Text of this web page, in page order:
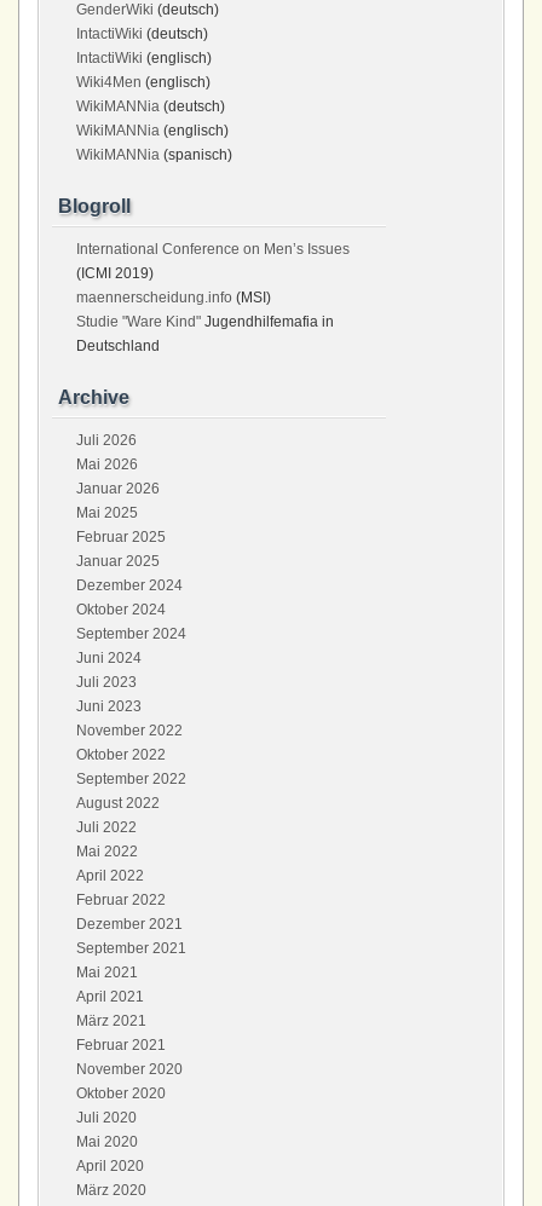
GenderWiki (deutsch)
IntactiWiki (deutsch)
IntactiWiki (englisch)
Wiki4Men (englisch)
WikiMANNia (deutsch)
WikiMANNia (englisch)
WikiMANNia (spanisch)
Blogroll
International Conference on Men’s Issues
(ICMI 2019)
maennerscheidung.info (MSI)
Studie "Ware Kind" Jugendhilfemafia in
Deutschland
Archive
Juli 2026
Mai 2026
Januar 2026
Mai 2025
Februar 2025
Januar 2025
Dezember 2024
Oktober 2024
September 2024
Juni 2024
Juli 2023
Juni 2023
November 2022
Oktober 2022
September 2022
August 2022
Juli 2022
Mai 2022
April 2022
Februar 2022
Dezember 2021
September 2021
Mai 2021
April 2021
März 2021
Februar 2021
November 2020
Oktober 2020
Juli 2020
Mai 2020
April 2020
März 2020